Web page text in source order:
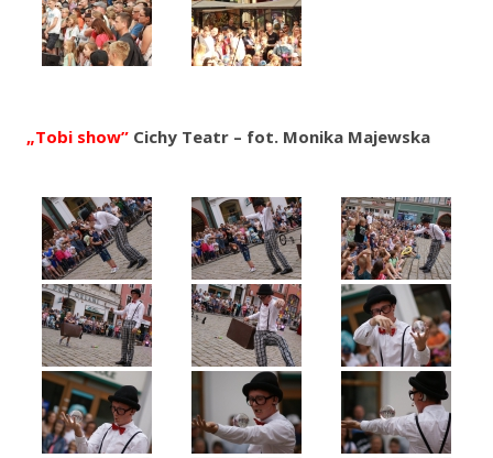
„Tobi show” Cichy Teatr – fot. Monika Majewska